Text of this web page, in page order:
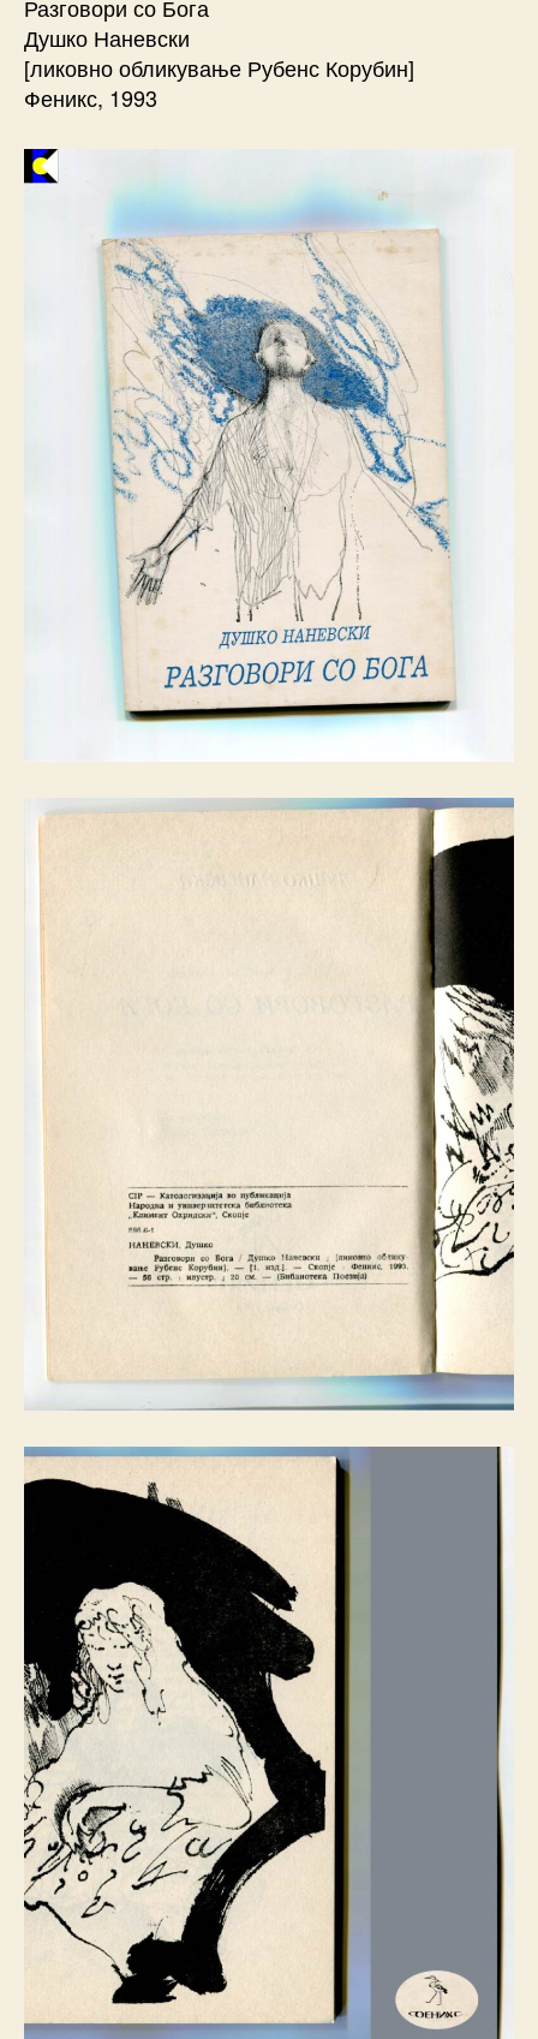
Разговори со Бога
Душко Наневски
[ликовно обликување Рубенс Корубин]
Феникс, 1993